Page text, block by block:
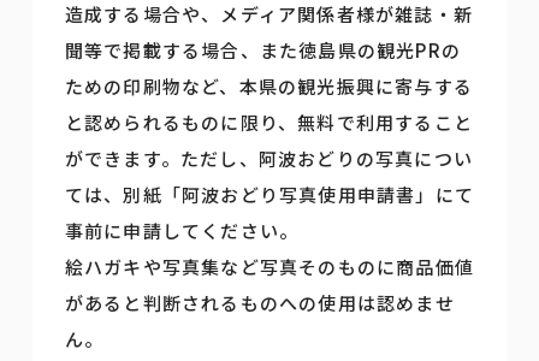
造成する場合や、メディア関係者様が雑誌・新
聞等で掲載する場合、また徳島県の観光PRの
ための印刷物など、本県の観光振興に寄与する
と認められるものに限り、無料で利用すること
ができます。ただし、阿波おどりの写真につい
ては、別紙「阿波おどり写真使用申請書」にて
事前に申請してください。
絵ハガキや写真集など写真そのものに商品価値
があると判断されるものへの使用は認めませ
ん。